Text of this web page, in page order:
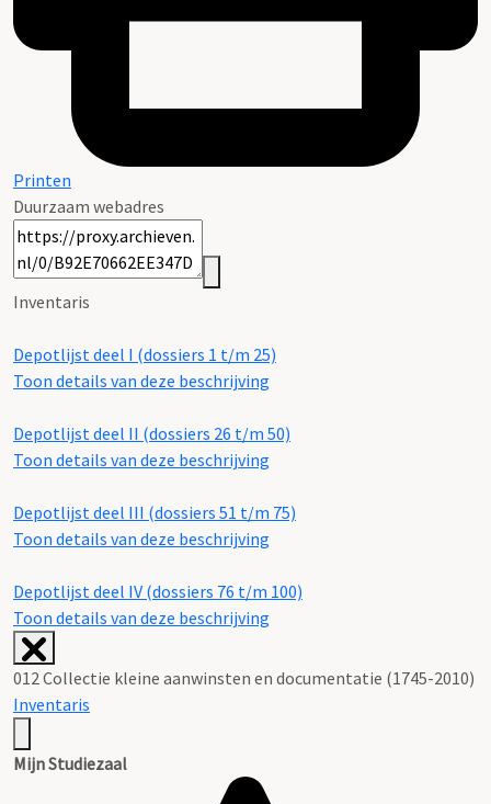
Printen
Duurzaam webadres
Inventaris
Depotlijst deel I (dossiers 1 t/m 25)
Toon details van deze beschrijving
Depotlijst deel II (dossiers 26 t/m 50)
Toon details van deze beschrijving
Depotlijst deel III (dossiers 51 t/m 75)
Toon details van deze beschrijving
Depotlijst deel IV (dossiers 76 t/m 100)
Toon details van deze beschrijving
012 Collectie kleine aanwinsten en documentatie (1745-2010)
Inventaris
Mijn Studiezaal